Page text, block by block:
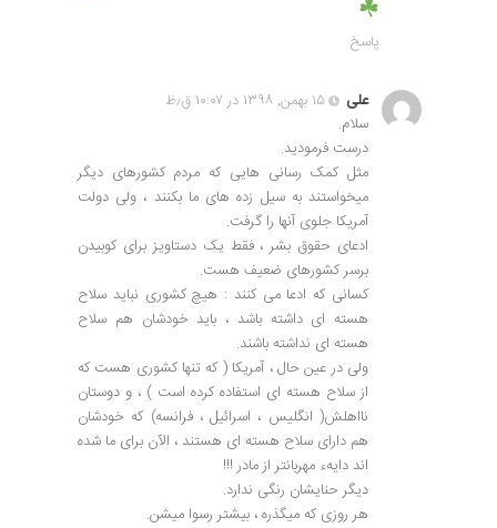
پاسخ
علی
۱۵ بهمن, ۱۳۹۸ در ۱۰:۰۷ ق٫ظ
سلام.
درست فرمودید.
مثل کمک رسانی هایی که مردم کشورهای دیگر
میخواستند به سیل زده های ما بکنند ، ولی دولت
آمریکا جلوی آنها را گرفت.
ادعای حقوق بشر ، فقط یک دستاویز برای کوبیدن
برسر کشورهای ضعیف هست.
کسانی که ادعا می کنند : هیچ کشوری نباید سلاح
هسته ای داشته باشد ، باید خودشان هم سلاح
هسته ای نداشته باشند.
ولی در عین حال ، آمریکا ( که تنها کشوری هست که
از سلاح هسته ای استفاده کرده است ) ، و دوستان
نااهلش( انگلیس ، اسرائیل ، فرانسه) که خودشان
هم دارای سلاح هسته ای هستند ، الآن برای ما شده
اند دایهء مهربانتر از مادر !!!
دیگر حنایشان رنگی ندارد.
هر روزی که میگذره ، بیشتر رسوا میشن.